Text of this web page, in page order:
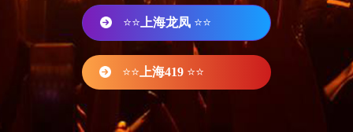
⭐⭐ 上海龙凤 ⭐⭐
⭐⭐ 上海419 ⭐⭐